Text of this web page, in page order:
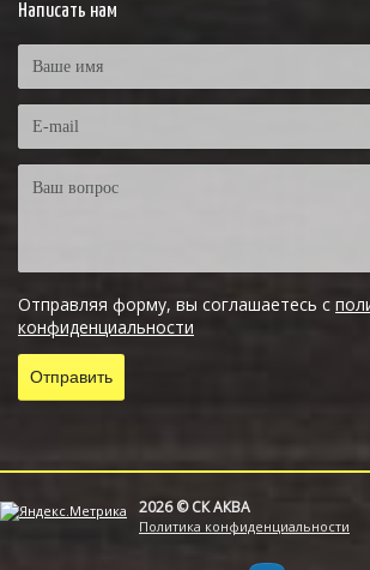
Написать нам
Отправляя форму, вы соглашаетесь с
конфиденциальности
2026 © СК АКВА
Политика конфиденциальности